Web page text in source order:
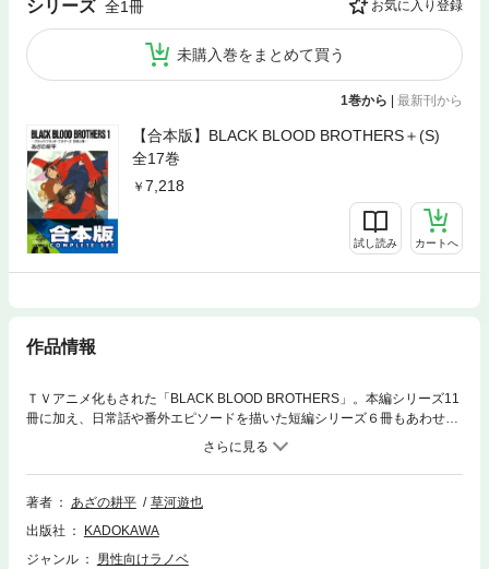
シリーズ 全1冊 お気に入り登録
未購入巻をまとめて買う
1巻から | 最新刊から
【合本版】BLACK BLOOD BROTHERS＋(S)
全17巻
7,218
試し読み カートへ
作品情報
ＴＶアニメ化もされた「BLACK BLOOD BROTHERS」。本編シリーズ11
冊に加え、日常話や番外エピソードを描いた短編シリーズ６冊もあわせて
収録！ 特典としてカバーイラストセレクションを収録！ 文庫刊行時に
は見えなかった部分も見られます。※本作品は『BLACK BLOOD BROTHE
RS』シリーズ全11巻、『BLACK BLOOD BROTHERS(S)』シリーズ全6
巻を収録しています。※本商品は1冊に全巻を収録した合本形式での配信と
著者 あざの耕平
草河遊也
出版社
KADOKAWA
ジャンル
男性向けラノベ